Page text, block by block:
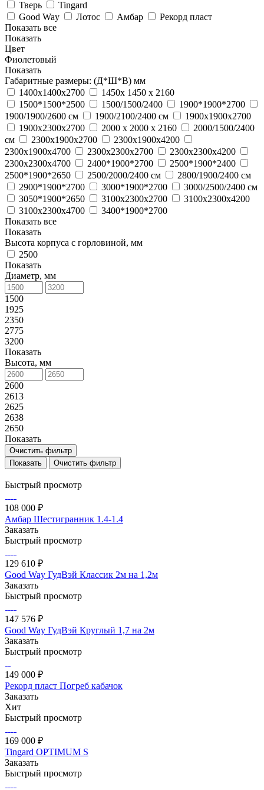
Тверь
Tingard
Good Way
Лотос Амбар
Рекорд пласт
Показать все
Показать
Цвет
Фиолетовый
Показать
Габаритные размеры: (Д*Ш*В) мм
1400х1400х2700
1450x 1450 x 2160
1500*1500*2500
1500/1500/2400
1900*1900*2700
1900/1900/2600 см
1900/2100/2400 см
1900х1900х2700
1900х2300х2700
2000 x 2000 x 2160
2000/1500/2400
см
2300х1900х2700
2300х1900х4200
2300х1900х4700
2300х2300х2700
2300х2300х4200
2300х2300х4700
2400*1900*2700
2500*1900*2400
2500*1900*2650
2500/2000/2400 см
2800/1900/2400 см
2900*1900*2700
3000*1900*2700
3000/2500/2400 см
3050*1900*2650
3100х2300х2700
3100х2300х4200
3100х2300х4700
3400*1900*2700
Показать все
Показать
Высота корпуса с горловиной, мм
2500
Показать
Диаметр, мм
1500
1925
2350
2775
3200
Показать
Высота, мм
2600
2613
2625
2638
2650
Показать
Очистить фильтр
Очистить фильтр
Быстрый просмотр
108 000 ₽
Амбар Шестигранник 1.4-1.4
Заказать
Быстрый просмотр
129 610 ₽
Good Way ГудВэй Классик 2м на 1,2м
Заказать
Быстрый просмотр
147 576 ₽
Good Way ГудВэй Круглый 1,7 на 2м
Заказать
Быстрый просмотр
149 000 ₽
Рекорд пласт Погреб кабачок
Заказать
Хит
Быстрый просмотр
169 000 ₽
Tingard OPTIMUM S
Заказать
Быстрый просмотр